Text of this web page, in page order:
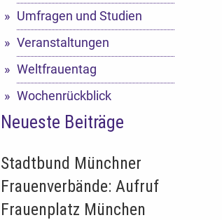
Umfragen und Studien
Veranstaltungen
Weltfrauentag
Wochenrückblick
Neueste Beiträge
Stadtbund Münchner
Frauenverbände: Aufruf
Frauenplatz München